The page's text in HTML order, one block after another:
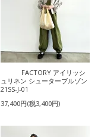
FACTORY アイリッシ
ュリネン シューターブルゾン
21SS-J-01
37,400円(税3,400円)